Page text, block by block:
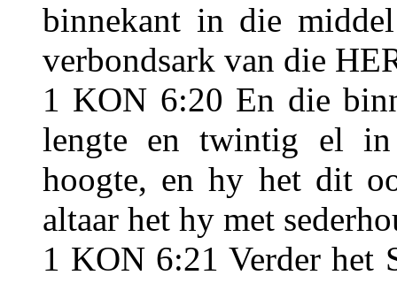
binnekant in die
verbondsark van die
1 KON 6:20 En die
lengte en twintig el
hoogte, en hy het dit
altaar het hy met
1 KON 6:21 Verder het